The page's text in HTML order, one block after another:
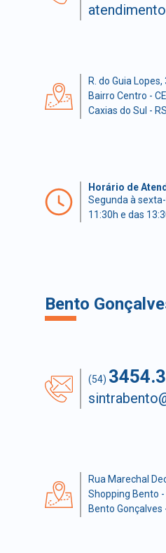
R. do Guia Lopes,
Bairro Centro -
Caxias do Sul - RS
Horário de
Segunda à
11:30h e das
Bento
(54)
Rua Marechal
Shopping Bento
Bento Gonçalves